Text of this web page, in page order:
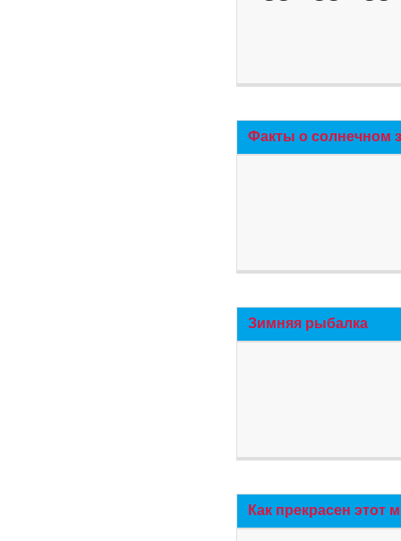
Факты о солнечном
Зимняя рыбалка
Как прекрасен этот